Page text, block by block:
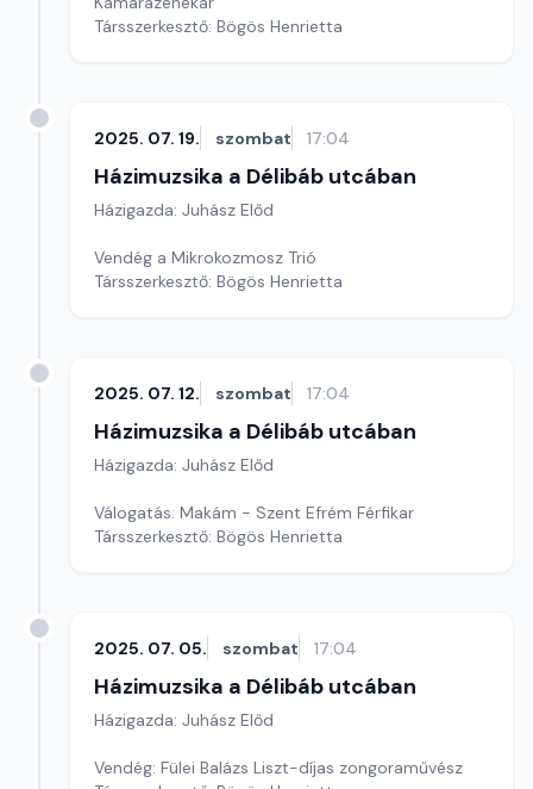
Társszerkesztő: Bögös Henrietta
2025. 07. 19. szombat 17:04
Házimuzsika a Délibáb utcában
Házigazda: Juhász Előd
Vendég a Mikrokozmosz Trió
Társszerkesztő: Bögös Henrietta
2025. 07. 12. szombat 17:04
Házimuzsika a Délibáb utcában
Házigazda: Juhász Előd
Válogatás: Makám - Szent Efrém Férfikar
Társszerkesztő: Bögös Henrietta
2025. 07. 05. szombat 17:04
Házimuzsika a Délibáb utcában
Házigazda: Juhász Előd
Vendég: Fülei Balázs Liszt-díjas zongoraművész